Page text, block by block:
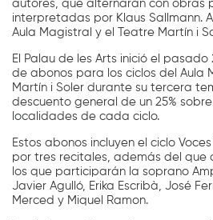
autores, que alternarán con obras
interpretadas por Klaus Sallmann.
Aula Magistral y el Teatre Martín i
El Palau de les Arts inició el
de abonos para los ciclos del Aula
Martín i Soler durante su tercera
descuento general de un 25%
localidades de cada ciclo.
Estos abonos incluyen el ciclo
por tres recitales, además del que
los que participarán la soprano
Javier Agulló, Erika Escribà, José
Merced y Miquel Ramon.